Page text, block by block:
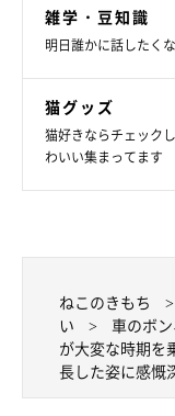
※この記事は投稿者
2025年10月時点の
※文中の表現は、飼
雑学・豆知識
明日誰かに話したく
猫グッズ
猫好きならチェック
わいい集まってます
ねこのきもち
い
車のボ
が大変な時期を
長した姿に感慨